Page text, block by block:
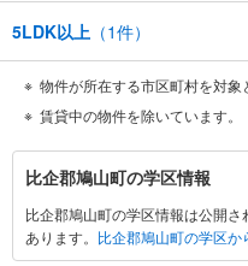
5LDK以上 （1件）
物件が所在する市区町村を対象
賃貸中の物件を除いています。
比
企
郡
鳩
比企郡鳩山町の学区情報
比企郡鳩山町の学区情報は公開
あります。 比企郡鳩山町の学区